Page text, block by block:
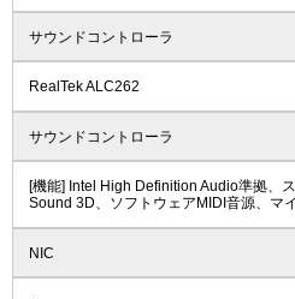
サウンドコントローラ
RealTek ALC262
サウンドコントローラ
[機能] Intel High Definition Audio準拠、
Sound 3D、ソフトウェアMIDI音源、マ
NIC